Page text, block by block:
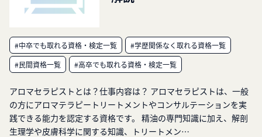
#中卒でも取れる資格・検定一覧
#学歴関係なく取れる資格一覧
#民間資格一覧
#高卒でも取れる資格・検定一覧
アロマセラピストとは？仕事内容は？ アロマセラピストは、一般
の方にアロマテラピートリートメントやコンサルテーションを実
践できる能力を認定する資格です。 精油の専門知識に加え、解剖
生理学や皮膚科学に関する知識、トリートメン…